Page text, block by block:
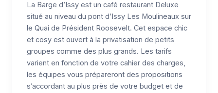
La Barge d’Issy est un café restaurant Deluxe
situé au niveau du pont d’Issy Les Moulineaux sur
le Quai de Président Roosevelt. Cet espace chic
et cosy est ouvert à la privatisation de petits
groupes comme des plus grands. Les tarifs
varient en fonction de votre cahier des charges,
les équipes vous prépareront des propositions
s’accordant au plus près de votre budget et de